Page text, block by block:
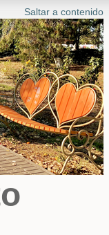
Saltar a contenido